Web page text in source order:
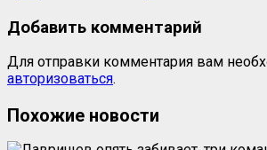
Добавить комментарий
Для отправки комментария вам
авторизоваться.
Похожие новости